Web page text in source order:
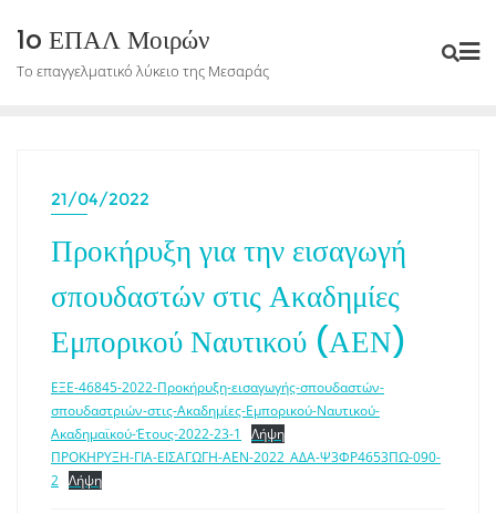
content
1o ΕΠΑΛ Μοιρών
Το επαγγελματικό λύκειο της Μεσαράς
21/04/2022
Προκήρυξη για την εισαγωγή
σπουδαστών στις Ακαδημίες
Εμπορικού Ναυτικού (ΑΕΝ)
ΕΞΕ-46845-2022-Προκήρυξη-εισαγωγής-σπουδαστών-
σπουδαστριών-στις-Ακαδημίες-Εμπορικού-Ναυτικού-
Ακαδημαϊκού-Έτους-2022-23-1
Λήψη
ΠΡΟΚΗΡΥΞΗ-ΓΙΑ-ΕΙΣΑΓΩΓΗ-ΑΕΝ-2022_ΑΔΑ-Ψ3ΦΡ4653ΠΩ-090-
2 Λήψη